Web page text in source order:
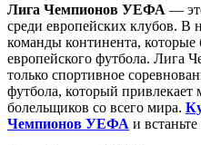
Лига Чемпионов УЕФА —
среди европейских клубов. В
команды континента, которые
европейского футбола.
только спортивное
футбола, который привлекает
болельщиков со всего мира.
Чемпионов УЕФА и